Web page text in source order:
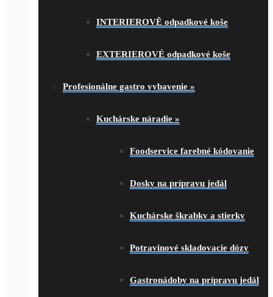
INTERIEROVĚ odpadkové koše
EXTERIEROVÉ odpadkové koše
Profesionálne gastro vybavenie »
Kuchárske náradie »
Foodservice farebné kódovanie
Dosky na prípravu jedál
Kuchárske škrabky a stierky
Potravinové skladovacie dózy
Gastronádoby na prípravu jedál